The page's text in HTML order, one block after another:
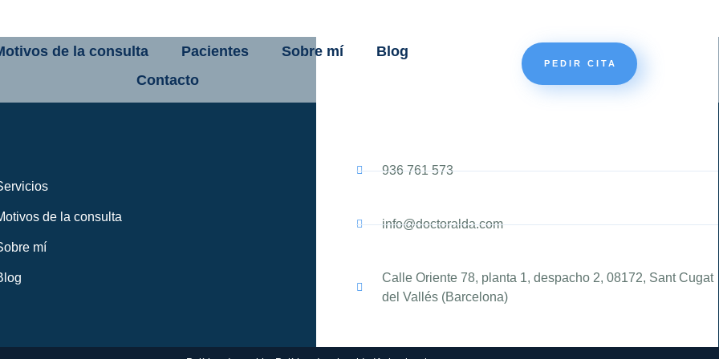
de la consulta Pacientes Sobre mí
Blog
Contacto
PEDIR CITA
de la consulta
mí
936 761 573
info@doctoralda.com
Calle Oriente 78, planta 1, despacho 2, 08172, Sant Cugat
del Vallés (Barcelona)